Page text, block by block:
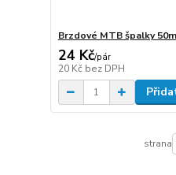
Brzdové MTB špalky
24 Kč/pár
20 Kč bez DPH
strana